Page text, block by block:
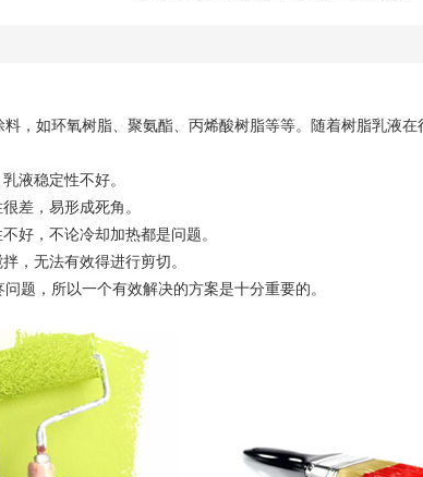
，如环氧树脂、聚氨酯、丙烯酸树脂等等。随着树脂乳液
液稳定性不好。
差，易形成死角。
好，不论冷却加热都是问题。
，无法有效得进行剪切。
题，所以一个有效解决的方案是十分重要的。